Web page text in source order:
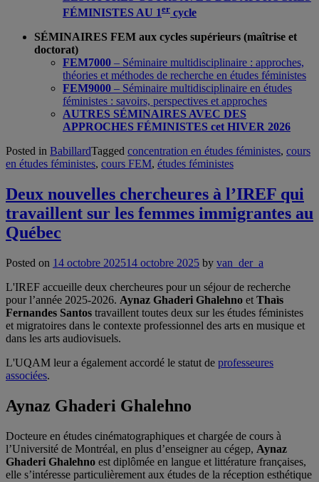
FÉMINISTES AU 1er cycle
SÉMINAIRES FEM aux cycles supérieurs (maîtrise et
doctorat)
FEM7000 – Séminaire multidisciplinaire : approches,
théories et méthodes de recherche en études féministes
FEM9000 – Séminaire multidisciplinaire en études
féministes : savoirs, perspectives et approches
AUTRES SÉMINAIRES AVEC DES
APPROCHES FÉMINISTES cet HIVER 2026
Posted in BabillardTagged concentration en études féministes, cours
en études féministes, cours FEM, études féministes
Deux nouvelles chercheures à l’IREF qui
travaillent sur les femmes immigrantes au
Québec
Posted on 14 octobre 202514 octobre 2025 by van_der_a
L'IREF accueille deux chercheures pour un séjour de recherche
pour l’année 2025-2026. Aynaz Ghaderi Ghalehno et Thaìs
Fernandes Santos travaillent toutes deux sur les études féministes
et migratoires dans le contexte professionnel des arts en musique et
dans les arts audiovisuels.
L'UQAM leur a également accordé le statut de professeures
associées.
Aynaz Ghaderi Ghalehno
Docteure en études cinématographiques et chargée de cours à
l’Université de Montréal, en plus d’enseigner au cégep, Aynaz
Ghaderi Ghalehno est diplômée en langue et littérature françaises,
elle s’intéresse particulièrement aux études de la réception esthétique